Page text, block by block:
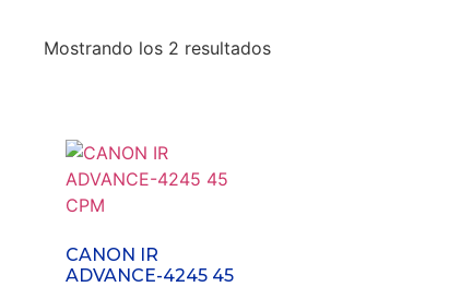
Mostrando los 2 resultados
CANON IR
ADVANCE-4245 45